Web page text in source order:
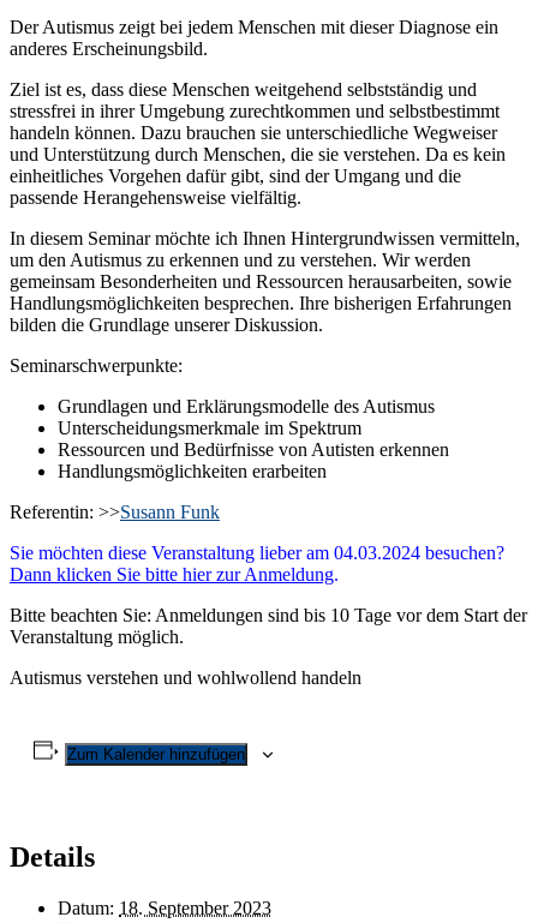
Der Autismus zeigt bei jedem Menschen mit dieser Diagnose ein
anderes Erscheinungsbild.
Ziel ist es, dass diese Menschen weitgehend selbstständig und
stressfrei in ihrer Umgebung zurechtkommen und selbstbestimmt
handeln können. Dazu brauchen sie unterschiedliche Wegweiser
und Unterstützung durch Menschen, die sie verstehen. Da es kein
einheitliches Vorgehen dafür gibt, sind der Umgang und die
passende Herangehensweise vielfältig.
In diesem Seminar möchte ich Ihnen Hintergrundwissen vermitteln,
um den Autismus zu erkennen und zu verstehen. Wir werden
gemeinsam Besonderheiten und Ressourcen herausarbeiten, sowie
Handlungsmöglichkeiten besprechen. Ihre bisherigen Erfahrungen
bilden die Grundlage unserer Diskussion.
Seminarschwerpunkte:
Grundlagen und Erklärungsmodelle des Autismus
Unterscheidungsmerkmale im Spektrum
Ressourcen und Bedürfnisse von Autisten erkennen
Handlungsmöglichkeiten erarbeiten
Referentin: >>Susann Funk
Sie möchten diese Veranstaltung lieber am 04.03.2024 besuchen?
Dann klicken Sie bitte hier zur Anmeldung.
Bitte beachten Sie: Anmeldungen sind bis 10 Tage vor dem Start der
Veranstaltung möglich.
Autismus verstehen und wohlwollend handeln
Zum Kalender hinzufügen
Details
Datum: 18. September 2023